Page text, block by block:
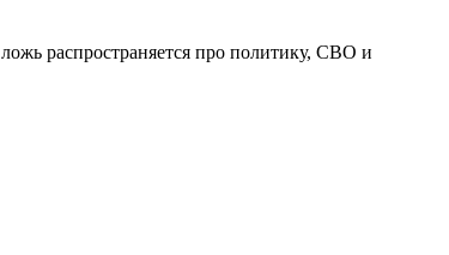
распространяется про политику, СВО и